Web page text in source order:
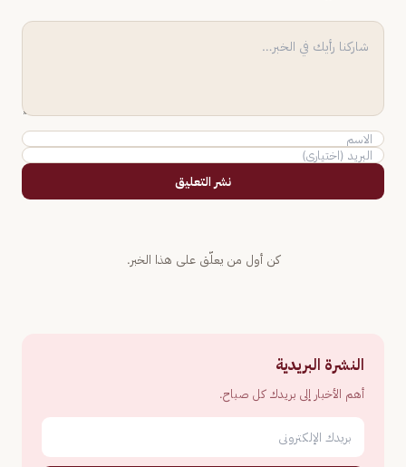
نشر التعليق
كن أول من يعلّق على هذا الخبر.
النشرة البريدية
أهم الأخبار إلى بريدك كل صباح.